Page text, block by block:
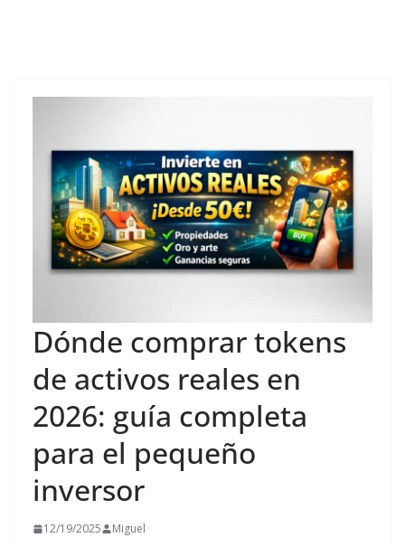
Dónde comprar tokens
de activos reales en
2026: guía completa
para el pequeño
inversor
12/19/2025 Miguel